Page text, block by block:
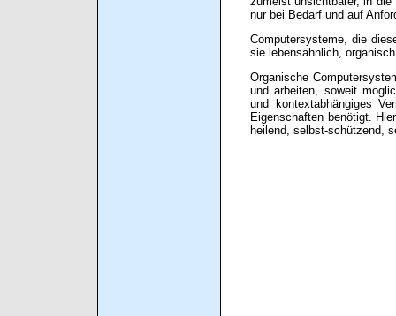
nur bei Bedarf und auf
Computersysteme, die
sie lebensähnlich,
Organische
und arbeiten, soweit
und kontextabhängiges
Eigenschaften benötigt.
heilend, selbst-schützend,